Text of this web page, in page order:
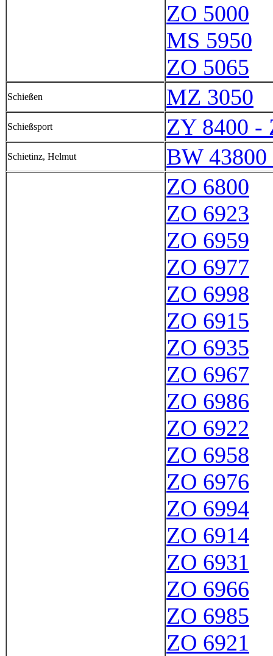
ZO 5000
MS 5950
ZO 5065
Schießen MZ 3050
Schießsport ZY 8400 -
Schietinz, Helmut BW
ZO 6800
ZO 6923
ZO 6959
ZO 6977
ZO 6998
ZO 6915
ZO 6935
ZO 6967
ZO 6986
ZO 6922
ZO 6958
ZO 6976
ZO 6994
ZO 6914
ZO 6931
ZO 6966
ZO 6985
ZO 6921